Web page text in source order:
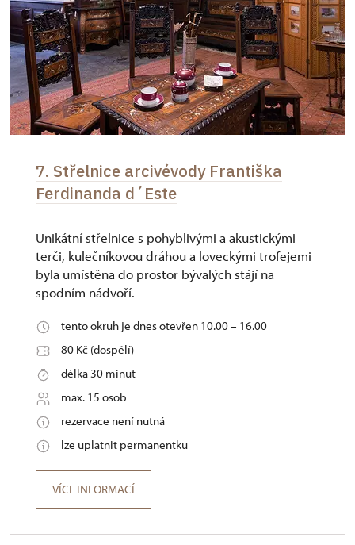
7. Střelnice arcivévody Františka
Ferdinanda d´Este
Unikátní střelnice s pohyblivými a akustickými
terči, kulečníkovou dráhou a loveckými trofejemi
byla umístěna do prostor bývalých stájí na
spodním nádvoří.
tento okruh je dnes otevřen 10.00 – 16.00
80 Kč (dospělí)
délka 30 minut
max. 15 osob
rezervace není nutná
lze uplatnit permanentku
VÍCE INFORMACÍ